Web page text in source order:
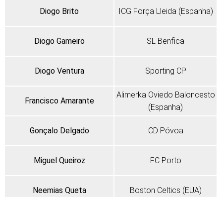
Diogo Brito ICG Força Lleida (Espanha)
Diogo Gameiro SL Benfica
Diogo Ventura Sporting CP
Francisco Amarante
Alimerka Oviedo Baloncesto
(Espanha)
Gonçalo Delgado CD Póvoa
Miguel Queiroz FC Porto
Neemias Queta Boston Celtics (EUA)